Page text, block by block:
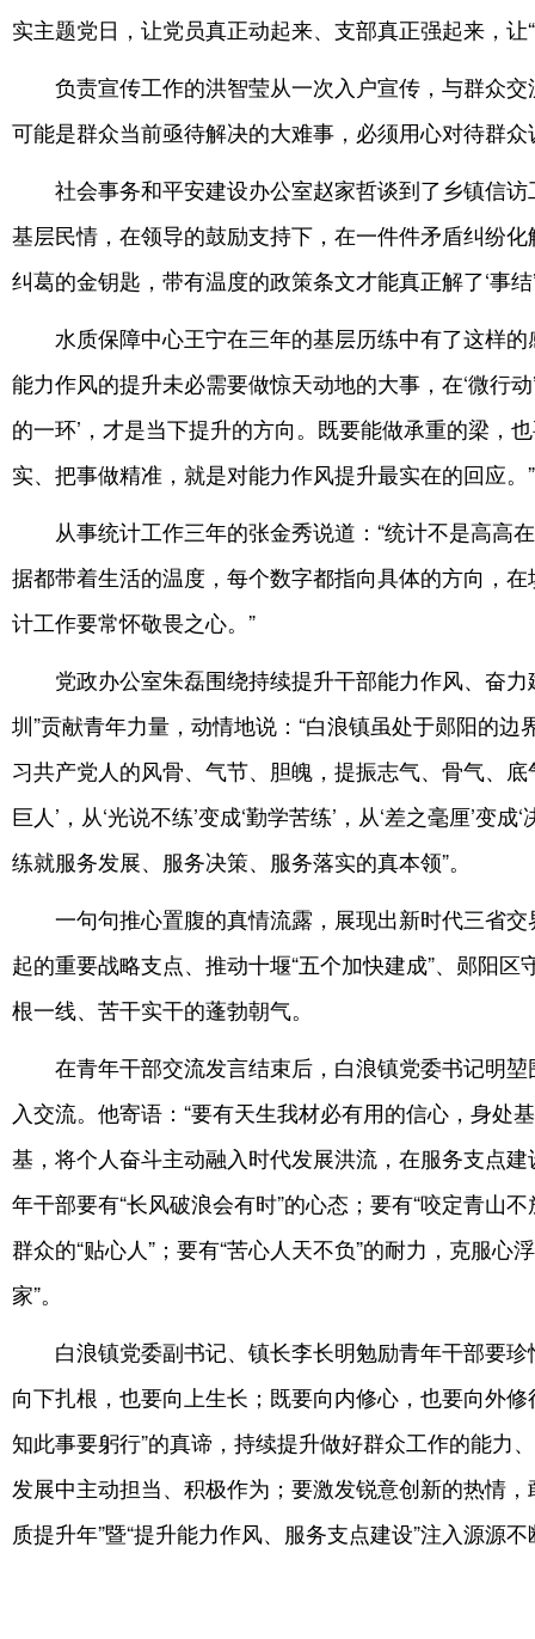
实主题党日，让党员真正动起来、支部真正强起来，
负责宣传工作的洪智莹从一次入户宣传，与群众
可能是群众当前亟待解决的大难事，必须用心对待群众
社会事务和平安建设办公室赵家哲谈到了乡镇信
基层民情，在领导的鼓励支持下，在一件件矛盾纠纷
纠葛的金钥匙，带有温度的政策条文才能真正解了‘事结
水质保障中心王宁在三年的基层历练中有了这样的
能力作风的提升未必需要做惊天动地的大事，在‘微行
的一环’，才是当下提升的方向。既要能做承重的梁，
实、把事做精准，就是对能力作风提升最实在的回应。”
从事统计工作三年的张金秀说道：“统计不是高高
据都带着生活的温度，每个数字都指向具体的方向，
计工作要常怀敬畏之心。”
党政办公室朱磊围绕持续提升干部能力作风、奋
圳”贡献青年力量，动情地说：“白浪镇虽处于郧阳的边
习共产党人的风骨、气节、胆魄，提振志气、骨气、底
巨人’，从‘光说不练’变成‘勤学苦练’，从‘差之毫厘’变成
练就服务发展、服务决策、服务落实的真本领”。
一句句推心置腹的真情流露，展现出新时代三省
起的重要战略支点、推动十堰“五个加快建成”、郧阳
根一线、苦干实干的蓬勃朝气。
在青年干部交流发言结束后，白浪镇党委书记明
入交流。他寄语：“要有天生我材必有用的信心，身处
基，将个人奋斗主动融入时代发展洪流，在服务支点
年干部要有“长风破浪会有时”的心态；要有“咬定青山
群众的“贴心人”；要有“苦心人天不负”的耐力，克服心
家”。
白浪镇党委副书记、镇长李长明勉励青年干部要
向下扎根，也要向上生长；既要向内修心，也要向外
知此事要躬行”的真谛，持续提升做好群众工作的能力
发展中主动担当、积极作为；要激发锐意创新的热情
质提升年”暨“提升能力作风、服务支点建设”注入源源